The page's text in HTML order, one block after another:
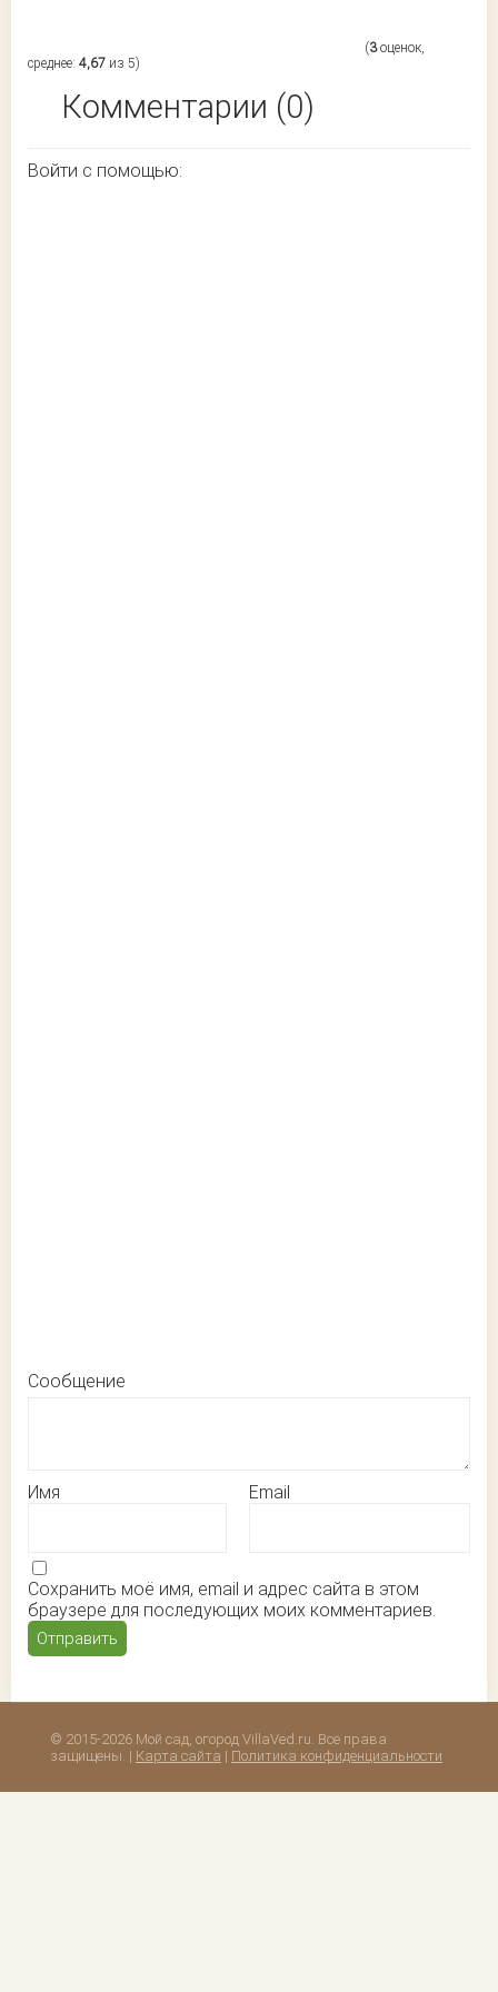
(3оценок,
среднее: 4,67 из 5)
Комментарии (0)
Войти с помощью:
Сообщение
Имя Email
Сохранить моё имя, email и адрес сайта в этом
браузере для последующих моих комментариев.
© 2015-2026 Мой сад, огород VillaVed.ru. Все права
защищены. | Карта сайта | Политика конфиденциальности